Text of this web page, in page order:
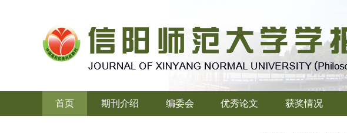
首页 期刊介绍 编委会 优秀论文 获奖情况